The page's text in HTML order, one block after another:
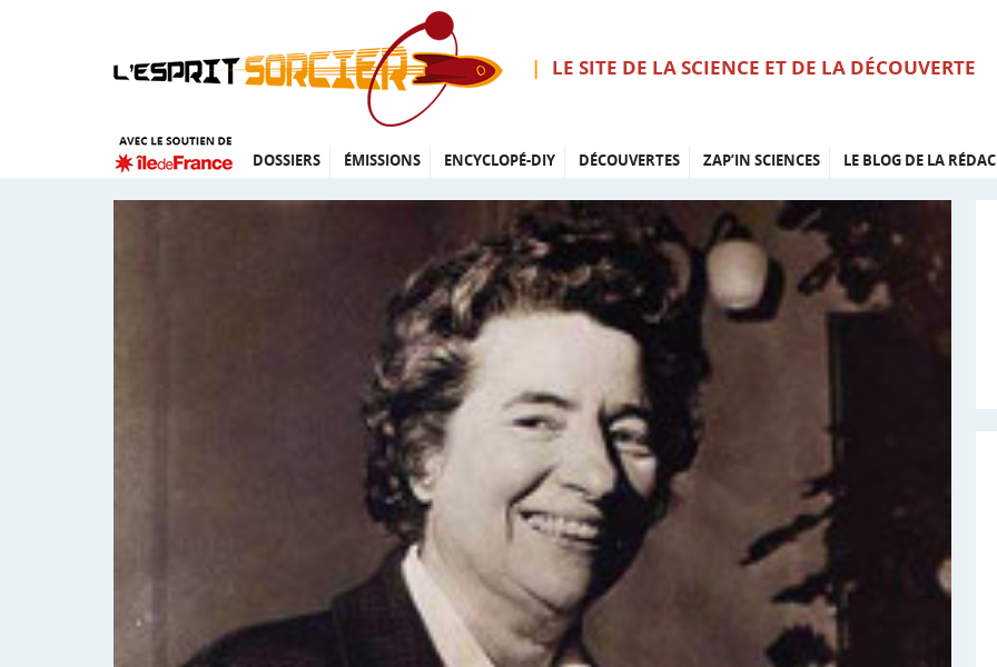
LE SITE DE LA SCIENCE ET DE LA DÉCOUVERTE
DOSSIERS ÉMISSIONS ENCYCLOPÉ-DIY DÉCOUVERTES ZAP’IN SCIENCES LE BLOG DE LA RÉDAC